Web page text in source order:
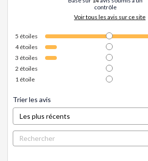
contrôle
Voir tous les avis sur ce site
5 étoiles
4étoiles
3 étoiles
2 étoiles
1 étoile
Trier les avis